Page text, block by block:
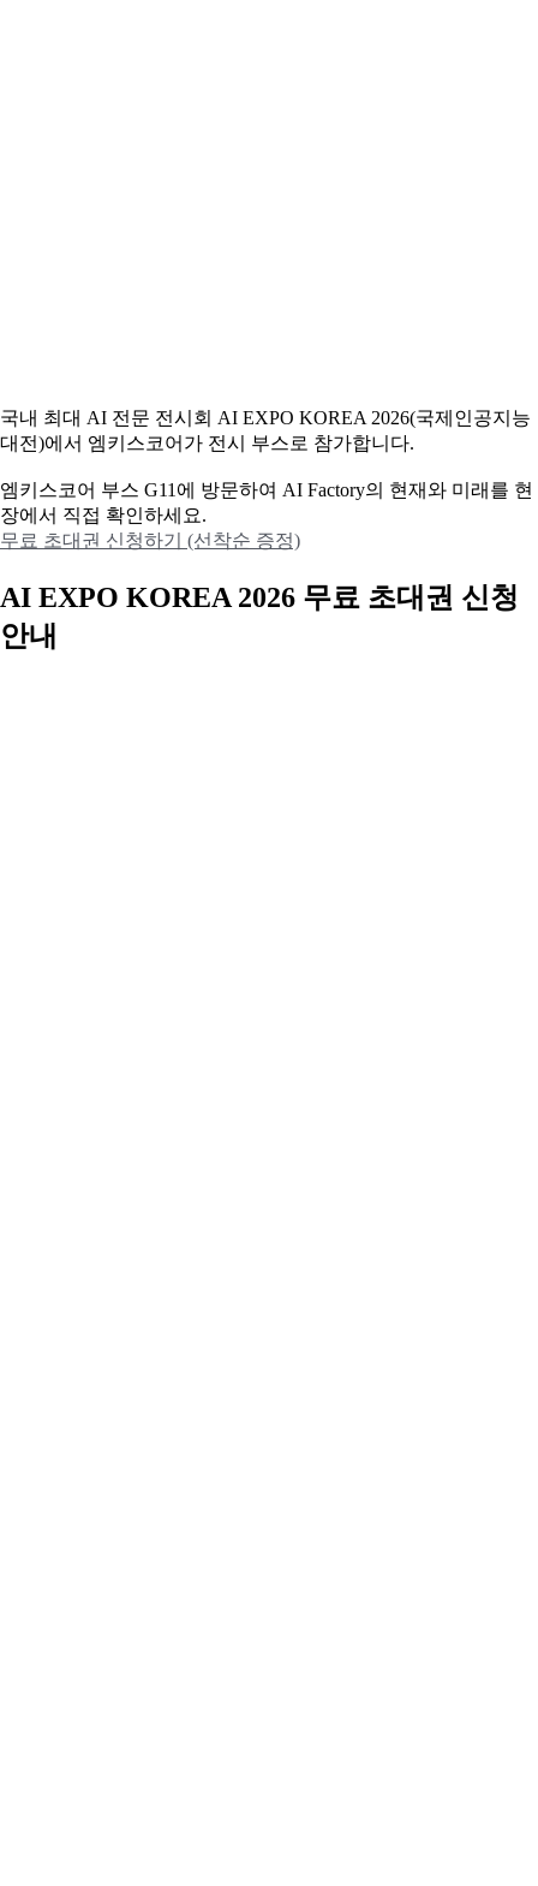
국내 최대 AI 전문 전시회 AI EXPO KOREA 2026(국제인공지능
대전)에서 엠키스코어가 전시 부스로 참가합니다.
엠키스코어 부스 G11에 방문하여 AI Factory의 현재와 미래를 현
장에서 직접 확인하세요.
무료 초대권 신청하기 (선착순 증정)
AI EXPO KOREA 2026 무료 초대권 신청
안내